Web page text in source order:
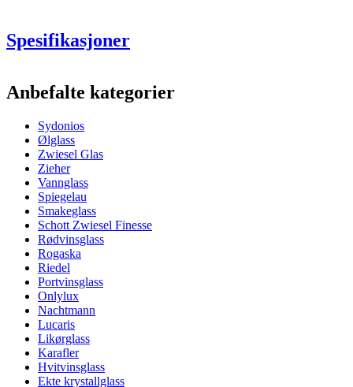
Spesifikasjoner
ProduktnummerCOL024BLUE
Generell
ProdusentSydonios
Dimensjoner (BxHxD cm)
Vekt (kg)1
Høyde (cm)24
Bredde (cm)13,2
Dybde (cm)12.8
GlassRødvinsglass, Rosévinsglass
Kapasitet (cl)
Diameter (cm)
Annet
Anbefalte kategorier
Sydonios
Ølglass
Zwiesel Glas
Zieher
Vannglass
Spiegelau
Smakeglass
Schott Zwiesel Finesse
Rødvinsglass
Rogaska
Riedel
Portvinsglass
Onlylux
Nachtmann
Lucaris
Likørglass
Karafler
Hvitvinsglass
Ekte krystallglass